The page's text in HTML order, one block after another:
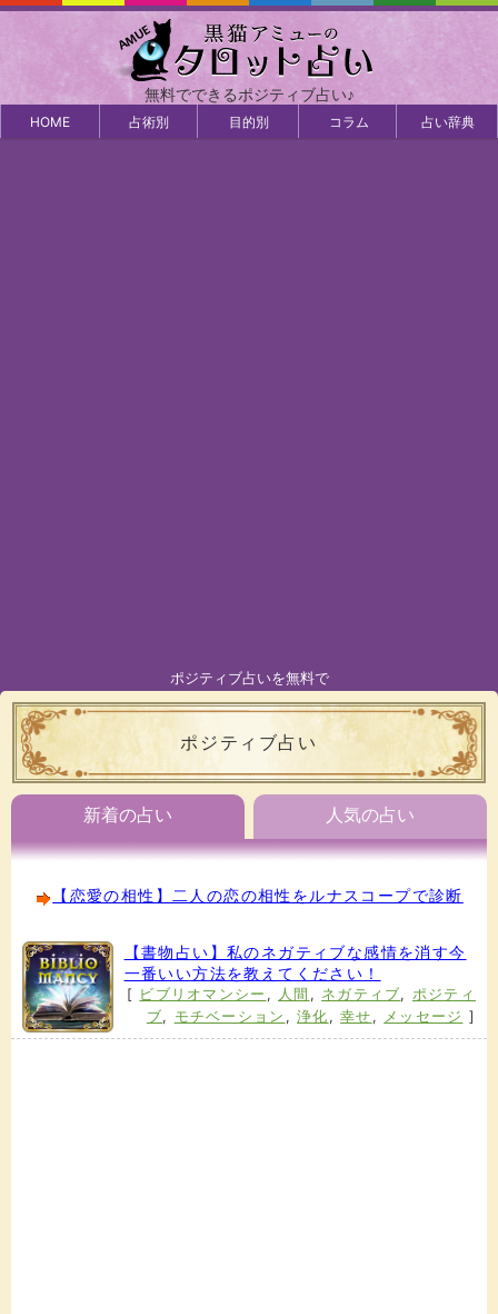
無料でできるポジティブ占い♪
HOME 占術別 目的別 コラム 占い辞典
ポジティブ占いを無料で
ポジティブ占い
新着の占い 人気の占い
【恋愛の相性】二人の恋の相性をルナスコープで診断
【書物占い】私のネガティブな感情を消す今
一番いい方法を教えてください！
[ ビブリオマンシー , 人間 , ネガティブ, ポジティ
ブ, モチベーション ,浄化 ,幸せ , メッセージ ]